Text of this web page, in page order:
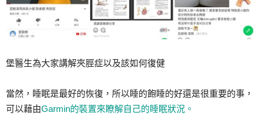
堡醫生為大家講解夾脛症以及該如何復健
當然，睡眠是最好的恢復，所以睡的飽睡的好還是很重要的事，
可以藉由Garmin的裝置來瞭解自己的睡眠狀況。